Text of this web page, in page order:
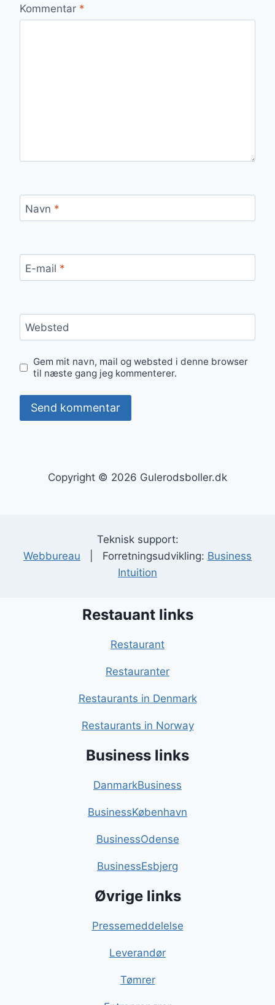
Kommentar *
Navn *
E-mail *
Websted
Gem mit navn, mail og websted i denne browser
til næste gang jeg kommenterer.
Copyright © 2026 Gulerodsboller.dk
Teknisk support:
Webbureau | Forretningsudvikling: Business
Intuition
Restauant links
Restaurant
Restauranter
Restaurants in Denmark
Restaurants in Norway
Business links
DanmarkBusiness
BusinessKøbenhavn
BusinessOdense
BusinessEsbjerg
Øvrige links
Pressemeddelelse
Leverandør
Tømrer